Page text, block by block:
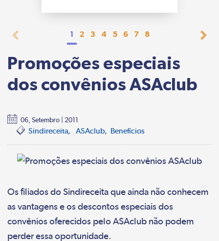
1 2 3 4 5 6 7 8
Promoções especiais
dos convênios ASAclub
06, Setembro | 2011
Sindireceita ASAclub Benefícios
Os filiados do Sindireceita que ainda não conhecem
as vantagens e os descontos especiais dos
convênios oferecidos pelo ASAclub não podem
perder essa oportunidade.